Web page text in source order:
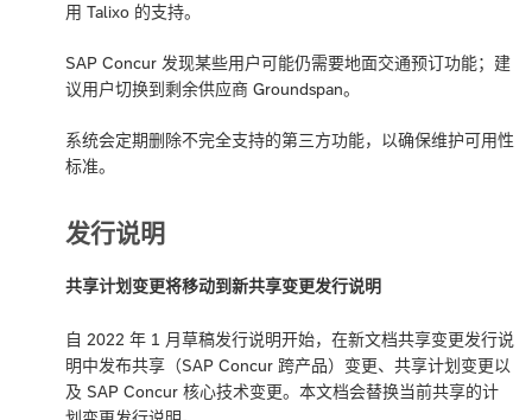
用 Talixo 的支持。
SAP Concur 发现某些用户可能仍需要地面交通预订功能；建
议用户切换到剩余供应商 Groundspan。
系统会定期删除不完全支持的第三方功能，以确保维护可用性
标准。
发行说明
共享计划变更将移动到新共享变更发行说明
自 2022 年 1 月草稿发行说明开始，在新文档共享变更发行说
明中发布共享（SAP Concur 跨产品）变更、共享计划变更以
及 SAP Concur 核心技术变更。本文档会替换当前共享的计